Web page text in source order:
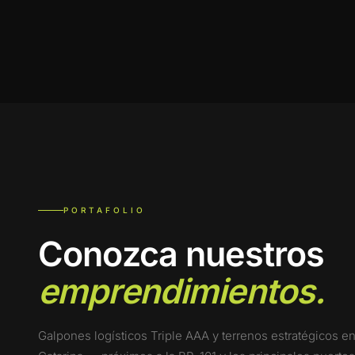
PORTAFOLIO
Conozca nuestros
emprendimientos.
Galpones logísticos Triple AAA y terrenos estratégicos